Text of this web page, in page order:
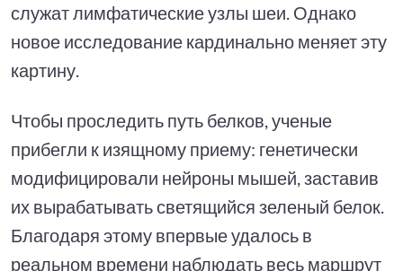
служат лимфатические узлы шеи. Однако
новое исследование кардинально меняет эту
картину.
Чтобы проследить путь белков, ученые
прибегли к изящному приему: генетически
модифицировали нейроны мышей, заставив
их вырабатывать светящийся зеленый белок.
Благодаря этому впервые удалось в
реальном времени наблюдать весь маршрут